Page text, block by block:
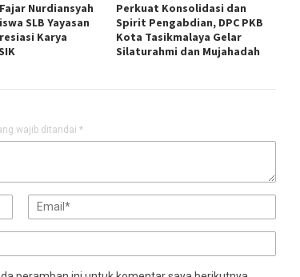
Nurdiansyah
SLB Yayasan
Karya
Perkuat Konsolidasi dan
Spirit Pengabdian, DPC PKB
Kota Tasikmalaya Gelar
Silaturahmi dan Mujahadah
wajib ditandai *